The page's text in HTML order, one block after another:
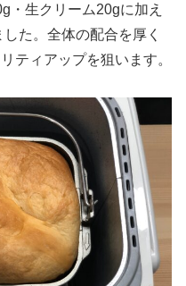
・生クリーム20gに加え
た。全体の配合を厚く
ティアップを狙います。